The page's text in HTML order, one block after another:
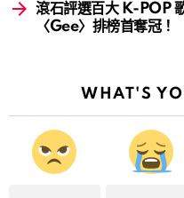
滾石評選百大 K-POP
〈Gee〉排榜首奪冠！
WHAT'S